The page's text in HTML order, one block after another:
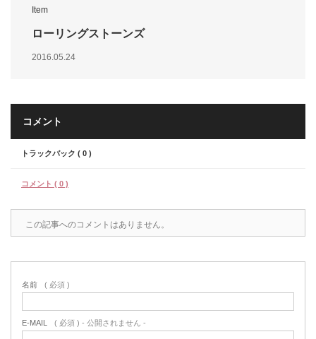
Item
ローリングストーンズ
2016.05.24
コメント
トラックバック ( 0 )
コメント ( 0 )
この記事へのコメントはありません。
名前 ( 必須 )
E-MAIL ( 必須 ) - 公開されません -